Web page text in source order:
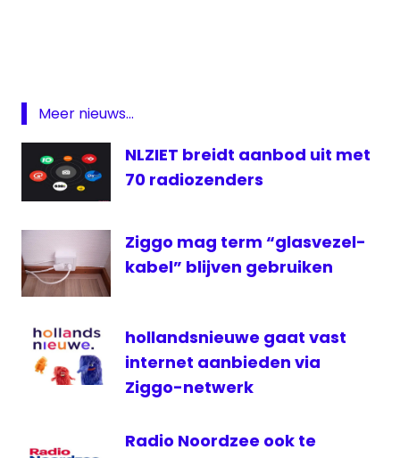
KetNet
omroep
Op12
VRT
Meer nieuws...
NLZIET breidt aanbod uit met
70 radiozenders
Ziggo mag term “glasvezel-
kabel” blijven gebruiken
hollandsnieuwe gaat vast
internet aanbieden via
Ziggo-netwerk
Radio Noordzee ook te